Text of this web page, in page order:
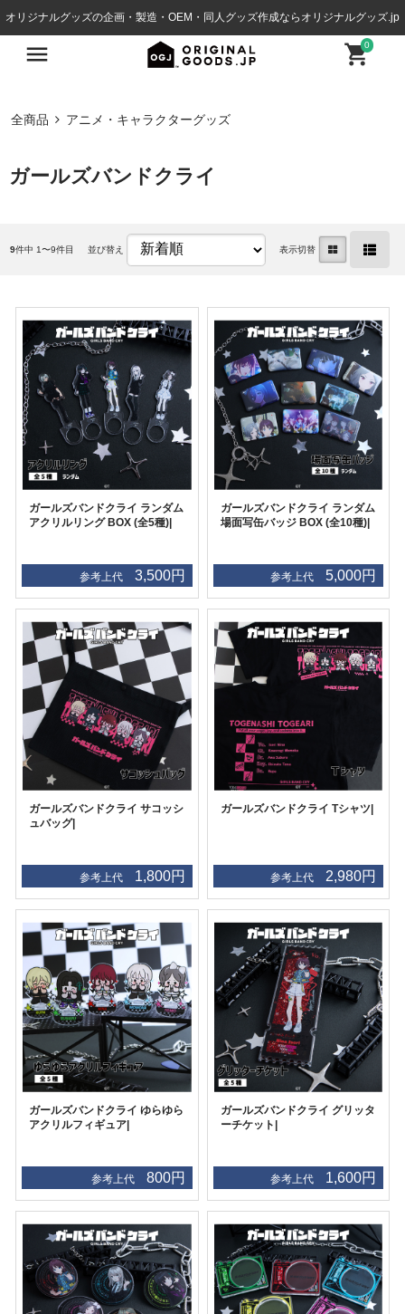
オリジナルグッズの企画・製造・OEM・同人グッズ作成ならオリジナルグッズ.jp
0
全商品 アニメ・キャラクターグッズ
ガールズバンドクライ
9件中 1〜9件目 並び替え 表示切替
ガールズバンドクライ ランダム
アクリルリング BOX (全5種)|
参考上代 3,500円
ガールズバンドクライ ランダム
場面写缶バッジ BOX (全10種)|
参考上代 5,000円
ガールズバンドクライ サコッシ
ュバッグ|
参考上代 1,800円
ガールズバンドクライ Tシャツ|
参考上代 2,980円
ガールズバンドクライ ゆらゆら
アクリルフィギュア|
参考上代 800円
ガールズバンドクライ グリッタ
ーチケット|
参考上代 1,600円